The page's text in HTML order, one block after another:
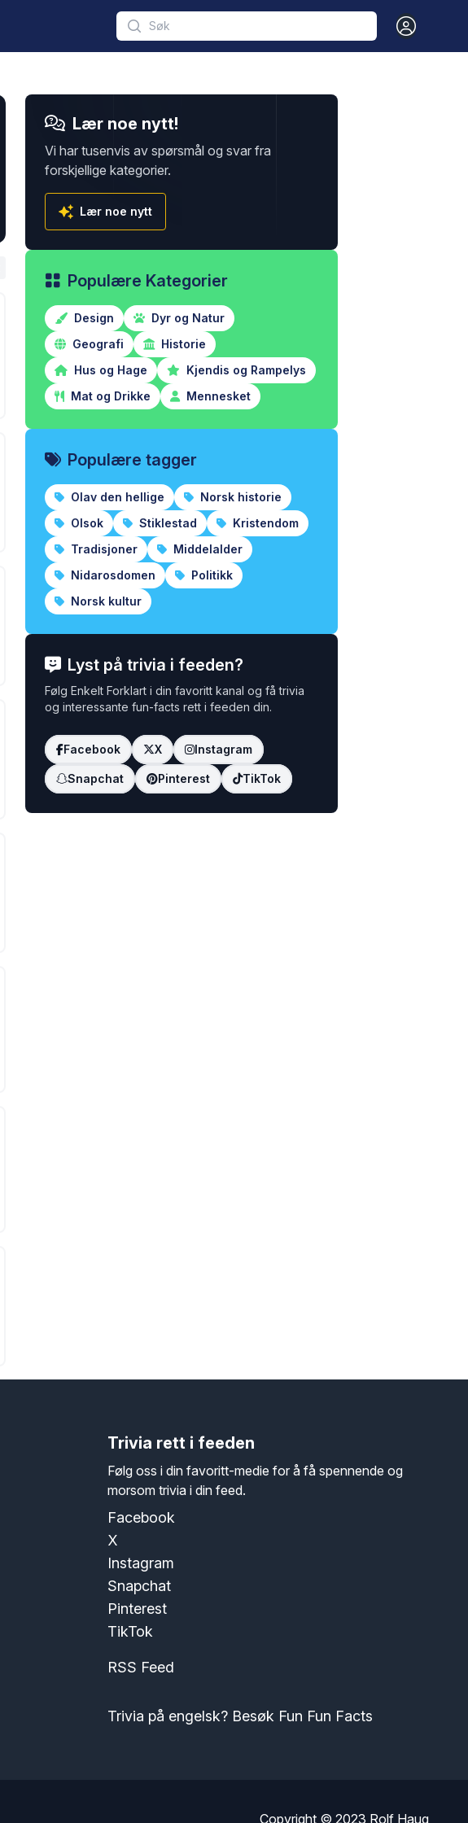
Open user
Lær noe nytt!
Vi har tusenvis av spørsmål og svar fra
forskjellige kategorier.
Lær noe nytt
Populære Kategorier
Design
Dyr og Natur
Geografi
Historie
Hus og Hage
Kjendis og Rampelys
Mat og Drikke
Mennesket
Populære tagger
Olav den hellige
Norsk historie
Olsok
Stiklestad
Kristendom
Tradisjoner
Middelalder
Nidarosdomen
Politikk
Norsk kultur
Lyst på trivia i feeden?
Følg Enkelt Forklart i din favoritt kanal og få trivia
og interessante fun-facts rett i feeden din.
Facebook X Instagram
Snapchat Pinterest TikTok
Trivia rett i feeden
Følg oss i din favoritt-medie for å få spennende og
morsom trivia i din feed.
Facebook
X
Instagram
Snapchat
Pinterest
TikTok
RSS Feed
Trivia på engelsk? Besøk Fun Fun Facts
Copyright © 2023 Rolf Haug